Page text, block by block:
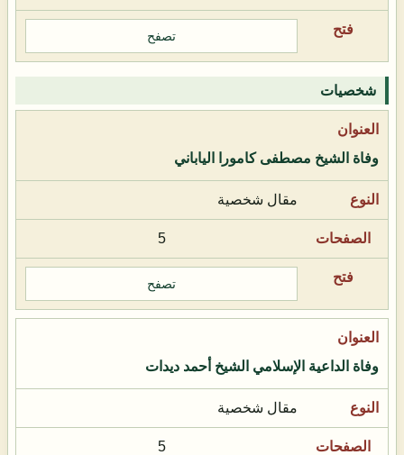
تصفح
شخصيات
وفاة الشيخ مصطفى كامورا الياباني
مقال شخصية
5
تصفح
وفاة الداعية الإسلامي الشيخ أحمد ديدات
مقال شخصية
5